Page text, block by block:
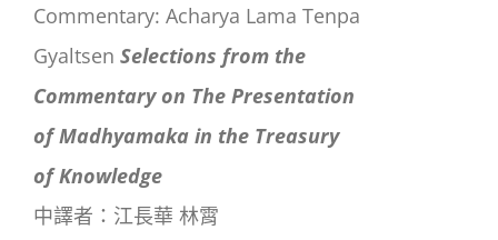
Commentary: Acharya Lama Tenpa
GyaltsenSelections from the
Commentary on The Presentation
of Madhyamaka in the Treasury
of Knowledge
中譯者：江長華 林霄